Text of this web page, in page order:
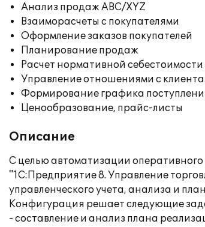
Анализ продаж ABC/XYZ
Взаиморасчеты с покупателями
Оформление заказов покупателей
Планирование продаж
Расчет нормативной себестоимости
Управление отношениями с
Формирование графика
Ценообразование, прайс-листы
Описание
С целью автоматизации
"1С:Предприятие 8. Управление
управленческого учета, анализа и
Конфигурация решает следующие
- составление и анализ плана